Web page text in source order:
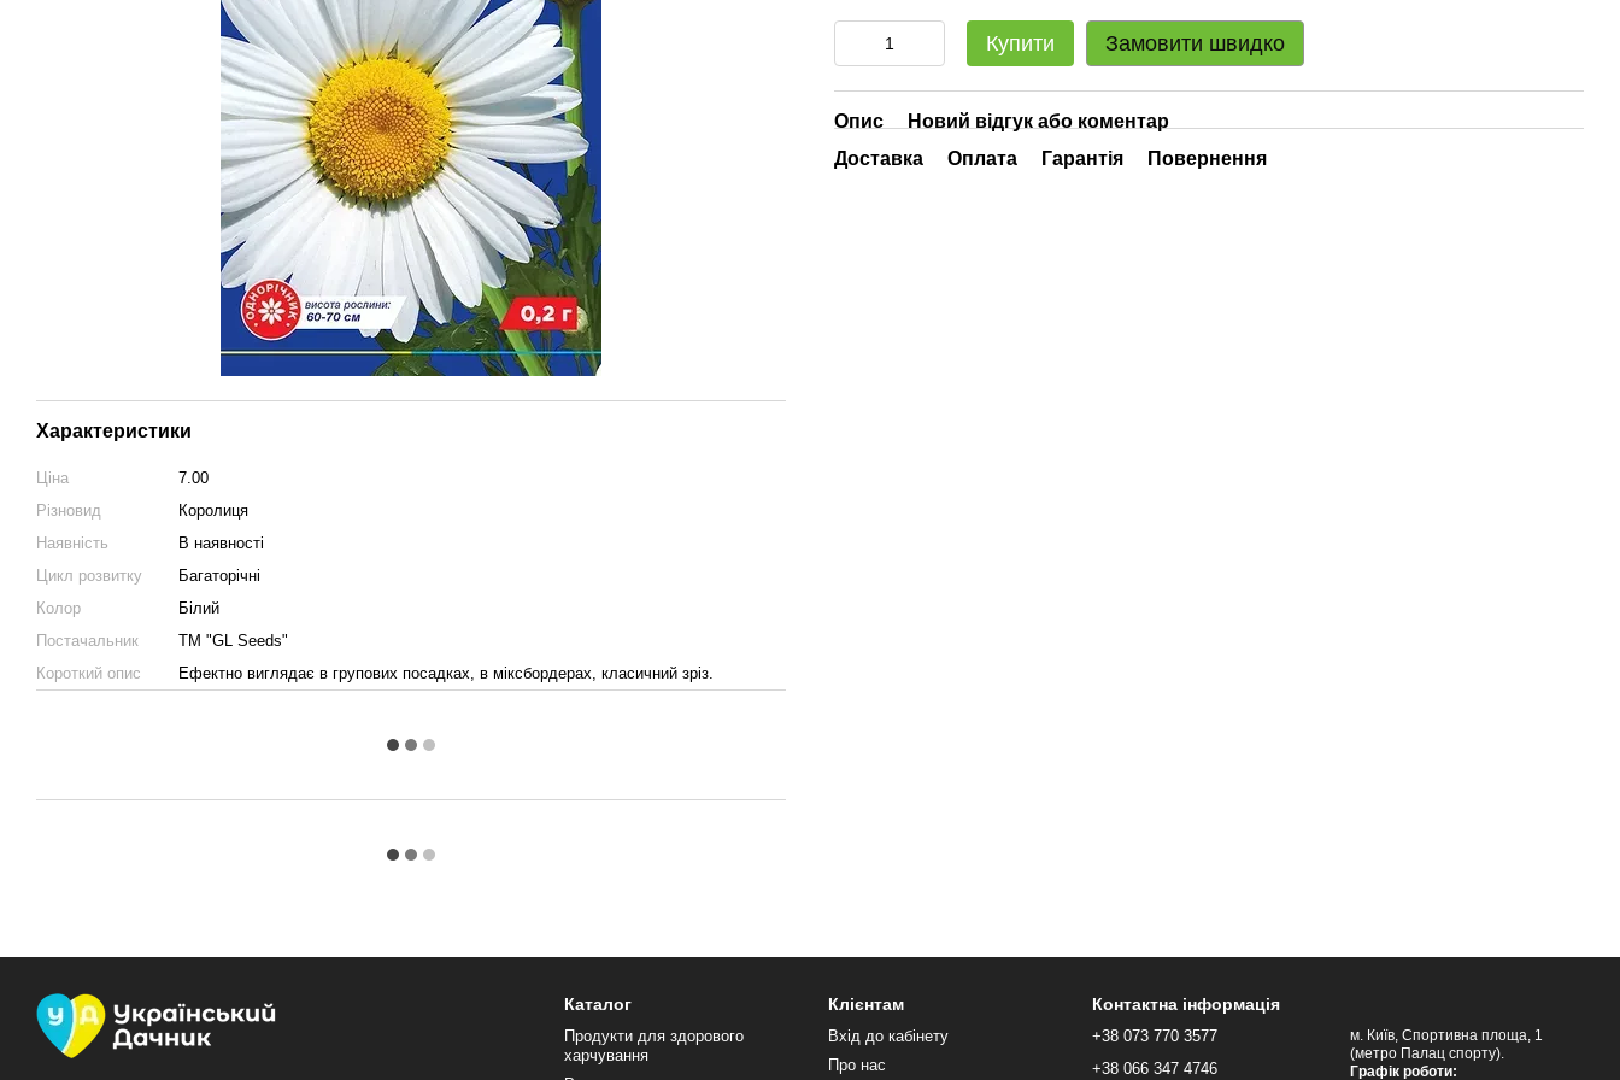
Характеристики
Ціна
7.00
Різновид
Королиця
Наявність
В наявності
Цикл розвитку
Багаторічні
Колор
Білий
Постачальник
ТМ "GL Seeds"
Короткий опис
Ефектно виглядає в групових посадках, в міксбордерах, класичний зріз.
Купити Замовити швидко
Опис
Новий відгук або коментар
Доставка
Оплата Гарантія Повернення
Каталог
Продукти для здорового
харчування
Клієнтам
Вхід до кабінету
Про нас
Контактна інформація
+38 073 770 3577
+38 066 347 4746
м. Київ, Спортивна площа, 1
(метро Палац спорту).
Графік роботи: